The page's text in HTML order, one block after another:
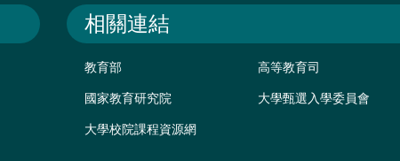
相關連結
教育部 高等教育司
國家教育研究院 大學甄選入學委員會
大學校院課程資源網